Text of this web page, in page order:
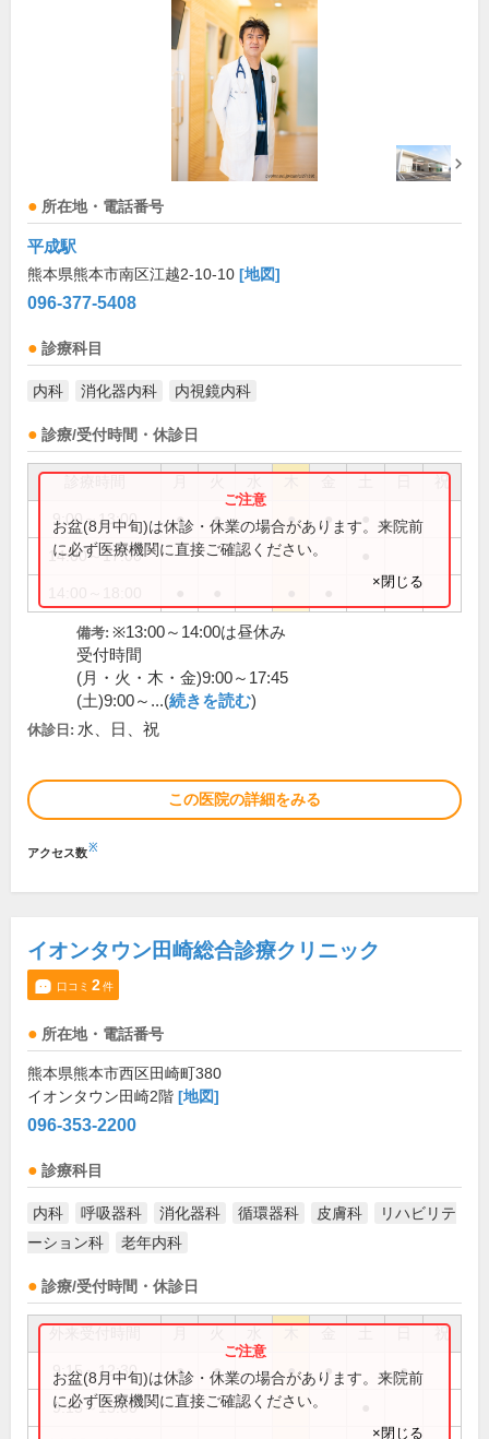
所在地・電話番号
平成駅
熊本県熊本市南区江越2-10-10 [地図]
096-377-5408
診療科目
内科 消化器内科 内視鏡内科
診療/受付時間・休診日
祝
9:00～13:00 ● ● ● ●
14:00～17:00
お盆(8月中旬)は休診・休業の場合があります。来院前
に必ず医療機関に直接ご確認ください。
×閉じる
備考: ※13:00～14:00は昼休み
受付時間
(月・火・木・金)9:00～17:45
(土)9:00～...(続きを読む)
休診日: 水、日、祝
この医院の詳細をみる
アクセス数※
イオンタウン田崎総合診療クリニック
口コミ 2件
所在地・電話番号
熊本県熊本市西区田崎町380
イオンタウン田崎2階 [地図]
096-353-2200
診療科目
内科 呼吸器科 消化器科 循環器科 皮膚科
リハビリテ
ーション科
老年内科
診療/受付時間・休診日
祝
9:15～12:30 ● ● ● ● ●
9:15～15:00
お盆(8月中旬)は休診・休業の場合があります。来院前
に必ず医療機関に直接ご確認ください。
×閉じる